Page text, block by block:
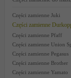
Części zamienne Juki
Części zamienne
Części zamienne Pfaff
Części zamienne Union
Części zamienne Pegasus
Części zamienne Brother
Części zamienne Yamato